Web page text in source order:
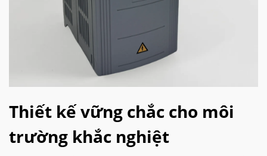
Thiết kế vững chắc cho môi
trường khắc nghiệt